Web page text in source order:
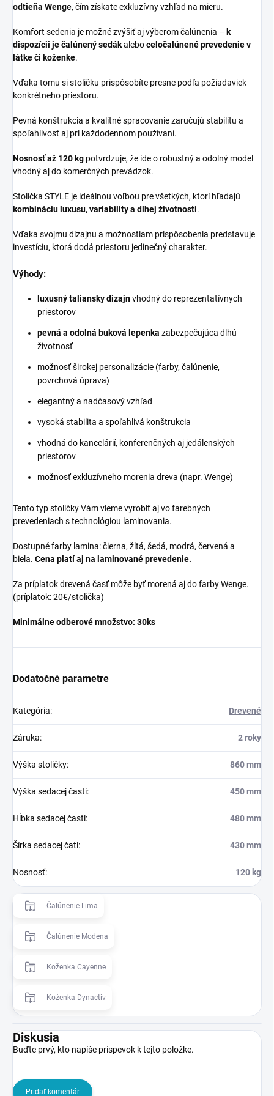
odtieňa Wenge, čím získate exkluzívny vzhľad na mieru.
Komfort sedenia je možné zvýšiť aj výberom čalúnenia – k
dispozícii je čalúnený sedákaleboceločalúnené prevedenie v
látke či koženke.
Vďaka tomu si stoličku prispôsobíte presne podľa požiadaviek
konkrétneho priestoru.
Pevná konštrukcia a kvalitné spracovanie zaručujú stabilitu a
spoľahlivosť aj pri každodennom používaní.
Nosnosť až 120 kg potvrdzuje, že ide o robustný a odolný model
vhodný aj do komerčných prevádzok.
Stolička STYLE je ideálnou voľbou pre všetkých, ktorí hľadajú
kombináciu luxusu, variability a dlhej životnosti.
Vďaka svojmu dizajnu a možnostiam prispôsobenia predstavuje
investíciu, ktorá dodá priestoru jedinečný charakter.
Výhody:
luxusný taliansky dizajnvhodný do reprezentatívnych
priestorov
pevná a odolná buková lepenka zabezpečujúca dlhú
životnosť
možnosť širokej personalizácie (farby, čalúnenie,
povrchová úprava)
elegantný a nadčasový vzhľad
vysoká stabilita a spoľahlivá konštrukcia
vhodná do kancelárií, konferenčných aj jedálenských
priestorov
možnosť exkluzívneho morenia dreva (napr. Wenge)
Tento typ stoličky Vám vieme vyrobiť aj vo farebných
prevedeniach s technológiou laminovania.
Dostupné farby lamina: čierna, žltá, šedá, modrá, červená a
biela. Cena platí aj na laminované prevedenie.
Za príplatok drevená časť môže byť morená aj do farby Wenge.
(príplatok: 20€/stolička)
Minimálne odberové množstvo: 30ks
Dodatočné parametre
Kategória: Drevené
Záruka: 2 roky
Výška stoličky: 860 mm
Výška sedacej časti: 450 mm
Hĺbka sedacej časti: 480 mm
Šírka sedacej čati: 430 mm
Nosnosť: 120 kg
Čalúnenie Lima
Čalúnenie Modena
Koženka Cayenne
Koženka Dynactiv
Diskusia
Buďte prvý, kto napíše príspevok k tejto položke.
Pridať komentár